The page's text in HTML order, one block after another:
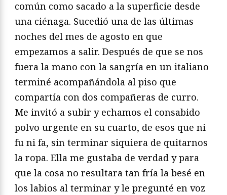
común como sacado a la superficie desde
una ciénaga. Sucedió una de las últimas
noches del mes de agosto en que
empezamos a salir. Después de que se nos
fuera la mano con la sangría en un italiano
terminé acompañándola al piso que
compartía con dos compañeras de curro.
Me invitó a subir y echamos el consabido
polvo urgente en su cuarto, de esos que ni
fu ni fa, sin terminar siquiera de quitarnos
la ropa. Ella me gustaba de verdad y para
que la cosa no resultara tan fría la besé en
los labios al terminar y le pregunté en voz